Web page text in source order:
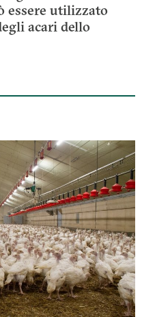
essere utilizzato
acari dello